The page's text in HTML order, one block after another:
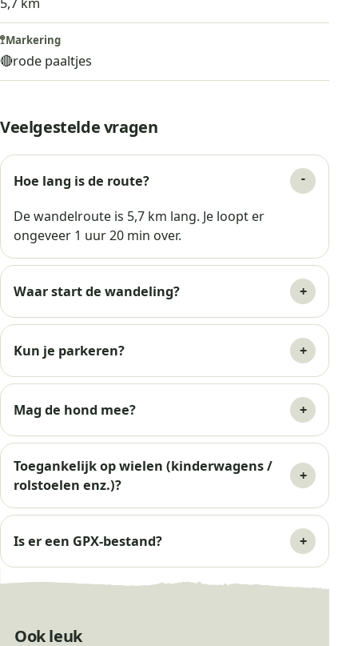
Veelgestelde vragen
Hoe lang is de route?
De wandelroute is 5,7 km lang. Je loopt er
ongeveer 1 uur 20 min over.
Waar start de wandeling?
Kun je parkeren?
Mag de hond mee?
Toegankelijk op wielen (kinderwagens /
rolstoelen enz.)?
Is er een GPX-bestand?
🚏Markering
🔴rode paaltjes
Ook leuk